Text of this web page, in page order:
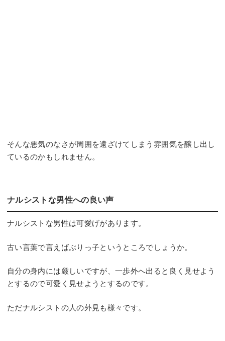
そんな悪気のなさが周囲を遠ざけてしまう雰囲気を醸し出し
ているのかもしれません。
ナルシストな男性への良い声
ナルシストな男性は可愛げがあります。
古い言葉で言えばぶりっ子というところでしょうか。
自分の身内には厳しいですが、一歩外へ出ると良く見せよう
とするので可愛く見せようとするのです。
ただナルシストの人の外見も様々です。